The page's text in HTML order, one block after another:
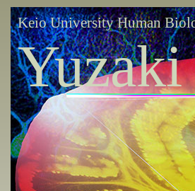
Keio University Human